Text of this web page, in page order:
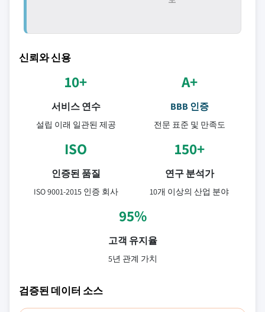
신뢰와 신용
10+
서비스 연수
설립 이래 일관된 제공
A+
BBB 인증
전문 표준 및 만족도
ISO
인증된 품질
ISO 9001-2015 인증 회사
150+
연구 분석가
10개 이상의 산업 분야
95%
고객 유지율
5년 관계 가치
검증된 데이터 소스